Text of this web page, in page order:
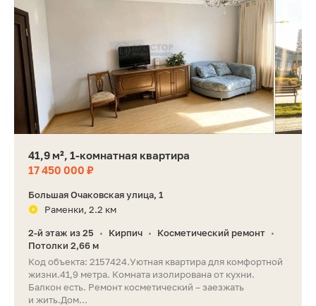
41,9 м², 1-комнатная квартира
17 450 000 ₽
Большая Очаковская улица, 1
Раменки, 2.2 км
2-й этаж из 25 • Кирпич • Косметический ремонт •
Потолки 2,66 м
Код объекта: 2157424.Уютная квартира для комфортной
жизни.41,9 метра. Комната изолирована от кухни.
Балкон есть. Ремонт косметический – заезжать
и жить.Дом...